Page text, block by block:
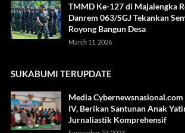
TMMD Ke-127 di Majalengka
Danrem 063/SGJ Tekankan
Royong Bangun Desa
March 11, 2026
SUKABUMI TERUPDATE
Media
IV, Berikan Santunan Anak
Jurnaliastik Komprehensif